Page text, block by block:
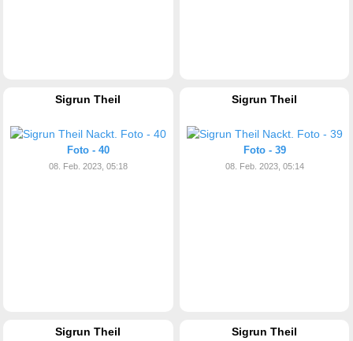
Sigrun Theil
Foto - 40
08. Feb. 2023, 05:18
Sigrun Theil
Foto - 39
08. Feb. 2023, 05:14
Sigrun Theil Sigrun Theil